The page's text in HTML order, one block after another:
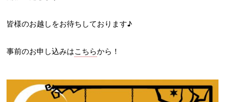
皆様のお越しをお待ちしております♪
事前のお申し込みはこちらから！